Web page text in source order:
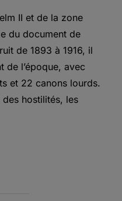
II et de la zone
du document de
de 1893 à 1916, il
de l’époque, avec
et 22 canons lourds.
des hostilités, les